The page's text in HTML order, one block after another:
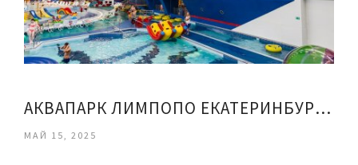
АКВАПАРК ЛИМПОПО ЕКАТЕРИНБУРГ ВИДЕО
МАЙ 15, 2025